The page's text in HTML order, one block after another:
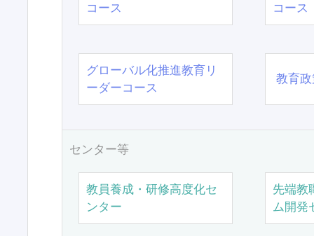
コース
コース
グローバル化推進教育リ
ーダーコース
教育
センター等
教員養成・研修高度化セ
ンター
先端教
ム開発